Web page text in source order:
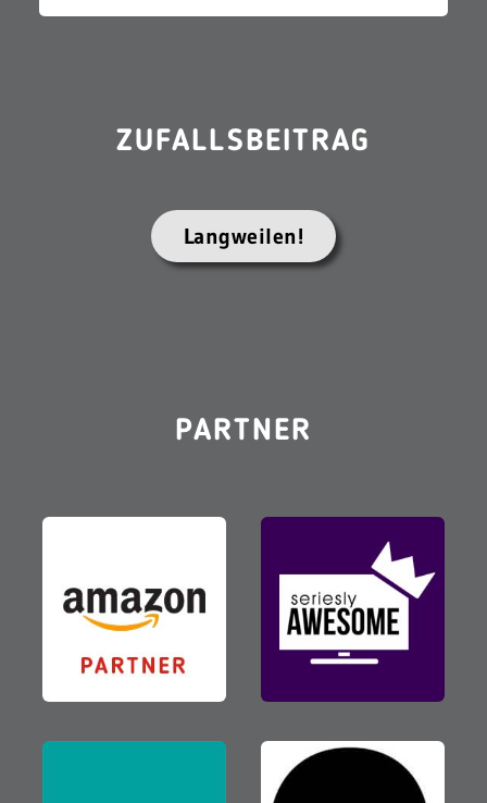
ZUFALLSBEITRAG
Langweilen!
PARTNER